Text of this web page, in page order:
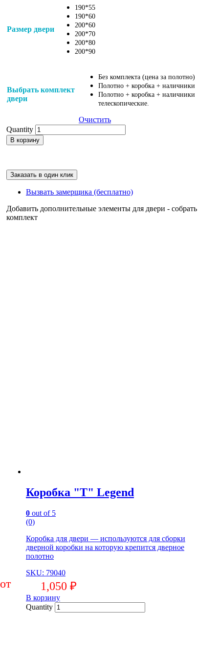
Размер двери
190*55
190*60
200*60
200*70
200*80
200*90
Выбрать комплект
двери
Без комплекта (цена за полотно)
Полотно + коробка + наличники
Полотно + коробка + наличники
телескопические.
Очистить
Quantity
В корзину
Заказать в один клик
Вызвать замерщика (бесплатно)
Добавить дополнительные элементы для двери - собрать
комплект
Коробка "Т" Legend
0 out of 5
(0)
Коробка для двери — используются для сборки
дверной коробки на которую крепится дверное
полотно
SKU: 79040
1,050 ₽
В корзину
Quantity